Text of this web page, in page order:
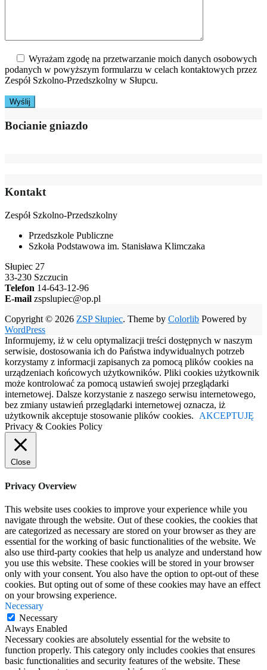
Wyrażam zgodę na przetwarzanie moich danych osobowych
podanych w powyższym formularzu w celach kontaktowych przez
Zespół Szkolno-Przedszkolny w Słupcu.
Bocianie gniazdo
Kontakt
Zespół Szkolno-Przedszkolny
Przedszkole Publiczne
Szkoła Podstawowa im. Stanisława Klimczaka
Słupiec 27
33-230 Szczucin
Telefon 14-643-12-96
E-mail zspslupiec@op.pl
Copyright © 2026 ZSP Słupiec. Theme by Colorlib Powered by
WordPress
Informujemy, iż w celu optymalizacji treści dostępnych w naszym
serwisie, dostosowania ich do Państwa indywidualnych potrzeb
korzystamy z informacji zapisanych za pomocą plików cookies na
urządzeniach końcowych użytkowników. Pliki cookies użytkownik
może kontrolować za pomocą ustawień swojej przeglądarki
internetowej. Dalsze korzystanie z naszego serwisu internetowego,
bez zmiany ustawień przeglądarki internetowej oznacza, iż
użytkownik akceptuje stosowanie plików cookies.
AKCEPTUJĘ
Privacy & Cookies Policy
Close
Privacy Overview
This website uses cookies to improve your experience while you
navigate through the website. Out of these cookies, the cookies that
are categorized as necessary are stored on your browser as they are
essential for the working of basic functionalities of the website. We
also use third-party cookies that help us analyze and understand how
you use this website. These cookies will be stored in your browser
only with your consent. You also have the option to opt-out of these
cookies. But opting out of some of these cookies may have an effect
on your browsing experience.
Necessary
Necessary
Always Enabled
Necessary cookies are absolutely essential for the website to
function properly. This category only includes cookies that ensures
basic functionalities and security features of the website. These